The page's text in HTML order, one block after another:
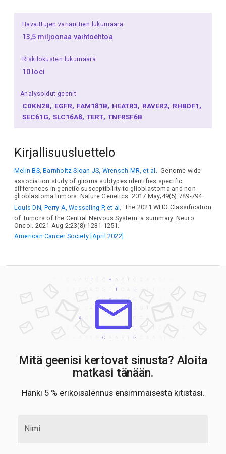
Havaittujen varianttien lukumäärä
13,5 miljoonaa vaihtoehtoa
Riskilokusten lukumäärä
10 loci
Analysoidut geenit
CDKN2B EGFR FAM181B HEATR3 RAVER2 RHBDF1
SEC61G SLC16A8 TERT TNFRSF6B
Kirjallisuusluettelo
Melin BS, Barnholtz-Sloan JS, Wrensch MR, et al.
Genome-wide
association study of glioma subtypes identifies specific
differences in genetic susceptibility to glioblastoma and non-
glioblastoma tumors. Nature Genetics. 2017 May;49(5):789-794.
Louis DN, Perry A, Wesseling P, et al.
The 2021 WHO Classification
of Tumors of the Central Nervous System: a summary. Neuro
Oncol. 2021 Aug 2;23(8):1231-1251.
American Cancer Society [April 2022]
Mitä geenisi kertovat sinusta? Aloita
matkasi tänään.
Hanki 5 % erikoisalennus ensimmäisestä kitistäsi.
Nimi